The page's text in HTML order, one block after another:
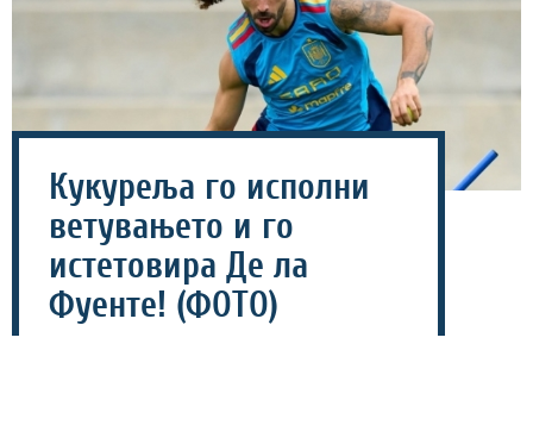
Кукуреља го исполни
ветувањето и го
истетовира Де ла
Фуенте! (ФОТО)